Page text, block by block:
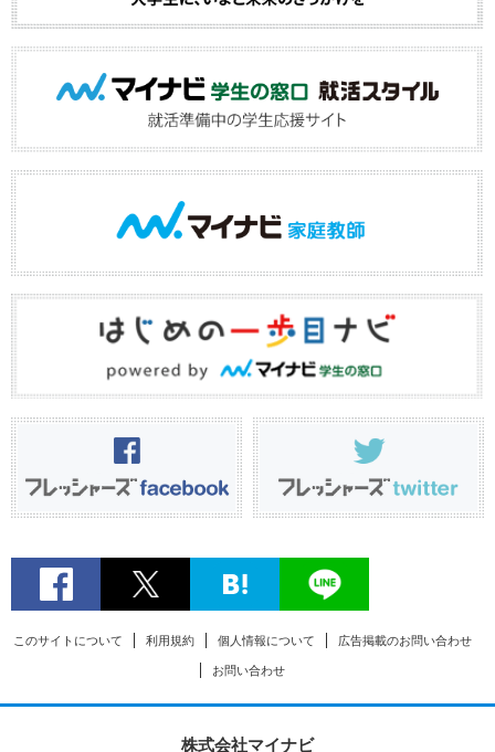
このサイトについて 利用規約 個人情報について 広告掲載のお問い合わせ
お問い合わせ
株式会社マイナビ